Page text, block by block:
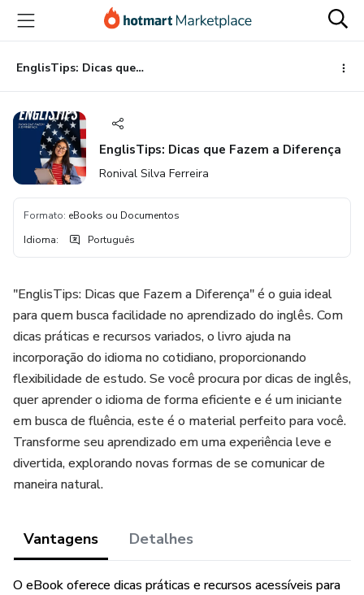
para
conteúdo
principal
para
pagamento
para
rodapé
EnglisTips: Dicas que Fazem a Diferença
EnglisTips: Dicas que Fazem a Diferença
Ronival Silva Ferreira
Formato: eBooks ou Documentos
Idioma: Português
"EnglisTips: Dicas que Fazem a Diferença" é o guia ideal
para quem busca facilidade no aprendizado do inglês. Com
dicas práticas e recursos variados, o livro ajuda na
incorporação do idioma no cotidiano, proporcionando
flexibilidade de estudo. Se você procura por dicas de inglês,
quer aprender o idioma de forma eficiente e é um iniciante
em busca de fluência, este é o material perfeito para você.
Transforme seu aprendizado em uma experiência leve e
divertida, explorando novas formas de se comunicar de
maneira natural.
Vantagens Detalhes
O eBook oferece dicas práticas e recursos acessíveis para